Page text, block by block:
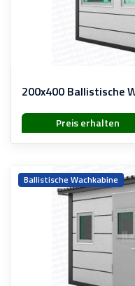
200x400 Ballistische
Preis erhalten
Ballistische Wachkabine